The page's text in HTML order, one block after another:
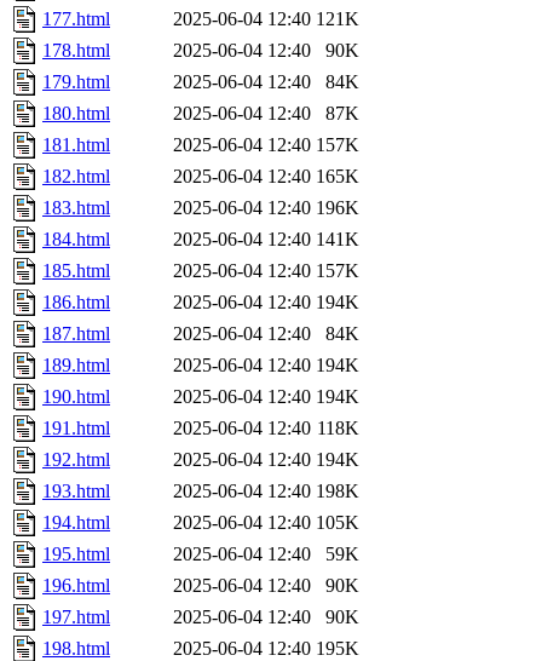
177.html
2025-06-04 12:40 121K
178.html
2025-06-04 12:40
90K
179.html
2025-06-04 12:40
84K
180.html
2025-06-04 12:40
87K
181.html
2025-06-04 12:40 157K
182.html
2025-06-04 12:40 165K
183.html
2025-06-04 12:40 196K
184.html
2025-06-04 12:40 141K
185.html
2025-06-04 12:40 157K
186.html
2025-06-04 12:40 194K
187.html
2025-06-04 12:40
84K
189.html
2025-06-04 12:40 194K
190.html
2025-06-04 12:40 194K
191.html
2025-06-04 12:40 118K
192.html
2025-06-04 12:40 194K
193.html
2025-06-04 12:40 198K
194.html
2025-06-04 12:40 105K
195.html
2025-06-04 12:40
59K
196.html
2025-06-04 12:40
90K
197.html
2025-06-04 12:40
90K
198.html
2025-06-04 12:40 195K